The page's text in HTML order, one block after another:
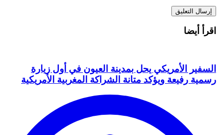
اقرأ أيضا
السفير الأمريكي يحل بمدينة العيون في أول زيارة
رسمية رفيعة ويؤكد متانة الشراكة المغربية الأمريكية